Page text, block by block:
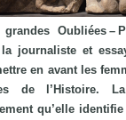
Oubliées –
journaliste et
en avant les
de l’Histoire. La
qu’elle